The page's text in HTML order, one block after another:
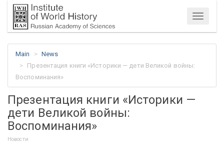
Menu
Main
News
Презентация книги «Историки — дети Великой войны:
Воспоминания»
Презентация книги «Историки —
дети Великой войны:
Воспоминания»
Новости